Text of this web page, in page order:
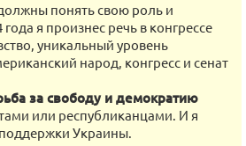
понять свою роль и
я произнес речь в конгрессе
уникальный уровень
народ, конгресс и сенат
за свободу и демократию
или республиканцами. И я
Украины.